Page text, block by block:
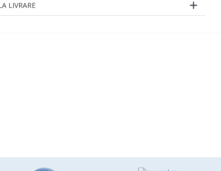
LIVRARE